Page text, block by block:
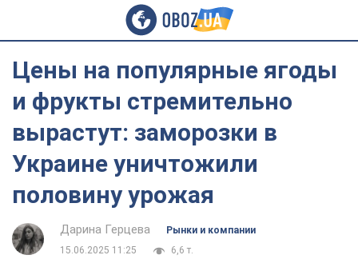
Цены на популярные ягоды
и фрукты стремительно
вырастут: заморозки в
Украине уничтожили
половину урожая
Дарина Герцева
Рынки и компании
15.06.2025 11:25
6,6 т.